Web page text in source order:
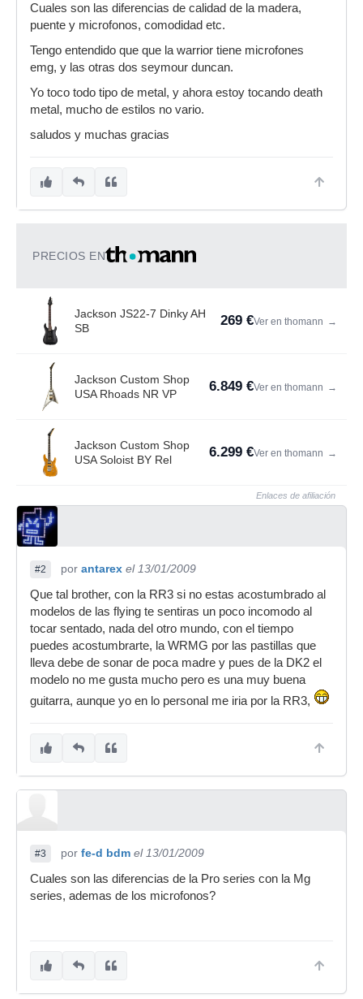
Cuales son las diferencias de calidad de la madera,
puente y microfonos, comodidad etc.
Tengo entendido que que la warrior tiene microfones
emg, y las otras dos seymour duncan.
Yo toco todo tipo de metal, y ahora estoy tocando death
metal, mucho de estilos no vario.
saludos y muchas gracias
PRECIOS EN
Jackson JS22-7 Dinky AH
SB
269 €Ver en thomann →
Jackson Custom Shop
USA Rhoads NR VP
6.849 €Ver en thomann →
Jackson Custom Shop
USA Soloist BY Rel
6.299 €Ver en thomann →
Enlaces de afiliación
#2 por antarex el 13/01/2009
Que tal brother, con la RR3 si no estas acostumbrado al
modelos de las flying te sentiras un poco incomodo al
tocar sentado, nada del otro mundo, con el tiempo
puedes acostumbrarte, la WRMG por las pastillas que
lleva debe de sonar de poca madre y pues de la DK2 el
modelo no me gusta mucho pero es una muy buena
guitarra, aunque yo en lo personal me iria por la RR3,
#3 por fe-d bdm el 13/01/2009
Cuales son las diferencias de la Pro series con la Mg
series, ademas de los microfonos?